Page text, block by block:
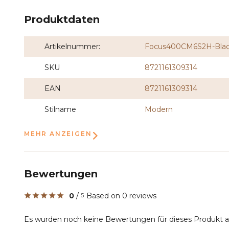
Produktdaten
Artikelnummer: Focus400CM6S2H-
SKU 8721161309314
EAN 8721161309314
Stilname Modern
MEHR ANZEIGEN
Bewertungen
0 / 5 Based on 0 reviews
Es wurden noch keine Bewertungen für dieses Produkt